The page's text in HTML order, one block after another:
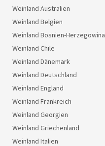
Weinland Australien
Weinland Belgien
Weinland Bosnien-Herzegowina
Weinland Chile
Weinland Dänemark
Weinland Deutschland
Weinland England
Weinland Frankreich
Weinland Georgien
Weinland Griechenland
Weinland Italien